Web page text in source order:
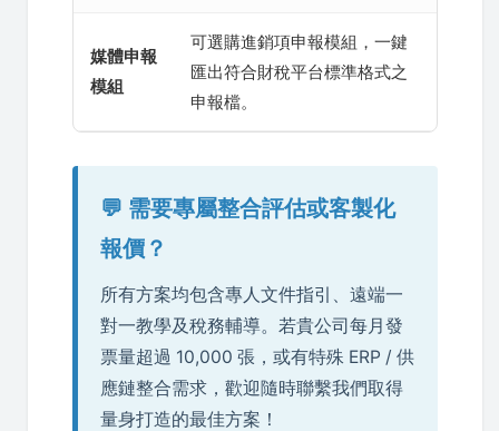
媒體申報
模組
可選購進銷項申報模組，一鍵
匯出符合財稅平台標準格式之
申報檔。
💬 需要專屬整合評估或客製化
報價？
所有方案均包含專人文件指引、遠端一
對一教學及稅務輔導。若貴公司每月發
票量超過 10,000 張，或有特殊 ERP / 供
應鏈整合需求，歡迎隨時聯繫我們取得
量身打造的最佳方案！